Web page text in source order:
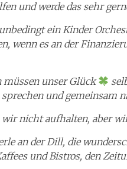
und werde das sehr
ein Kinder
wenn es an der
müssen unser Glück
und gemeinsam
wir nicht aufhalten, aber
an der Dill, die
und Bistros, den